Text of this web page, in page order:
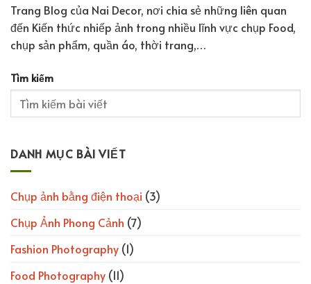
Trang Blog của Nai Decor, nơi chia sẻ những liên quan
đến Kiến thức nhiếp ảnh trong nhiều lĩnh vực chụp Food,
chụp sản phẩm, quần áo, thời trang,…
Tìm kiếm
DANH MỤC BÀI VIẾT
Chụp ảnh bằng điện thoại (3)
Chụp Ảnh Phong Cảnh (7)
Fashion Photography (1)
Food Photography (11)